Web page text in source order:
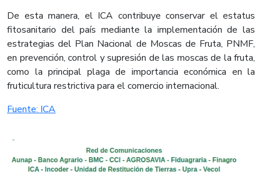
De esta manera, el ICA contribuye conservar el estatus
fitosanitario del país mediante la implementación de las
estrategias del Plan Nacional de Moscas de Fruta, PNMF,
en prevención, control y supresión de las moscas de la fruta,
como la principal plaga de importancia económica en la
fruticultura restrictiva para el comercio internacional.
Fuente: ICA